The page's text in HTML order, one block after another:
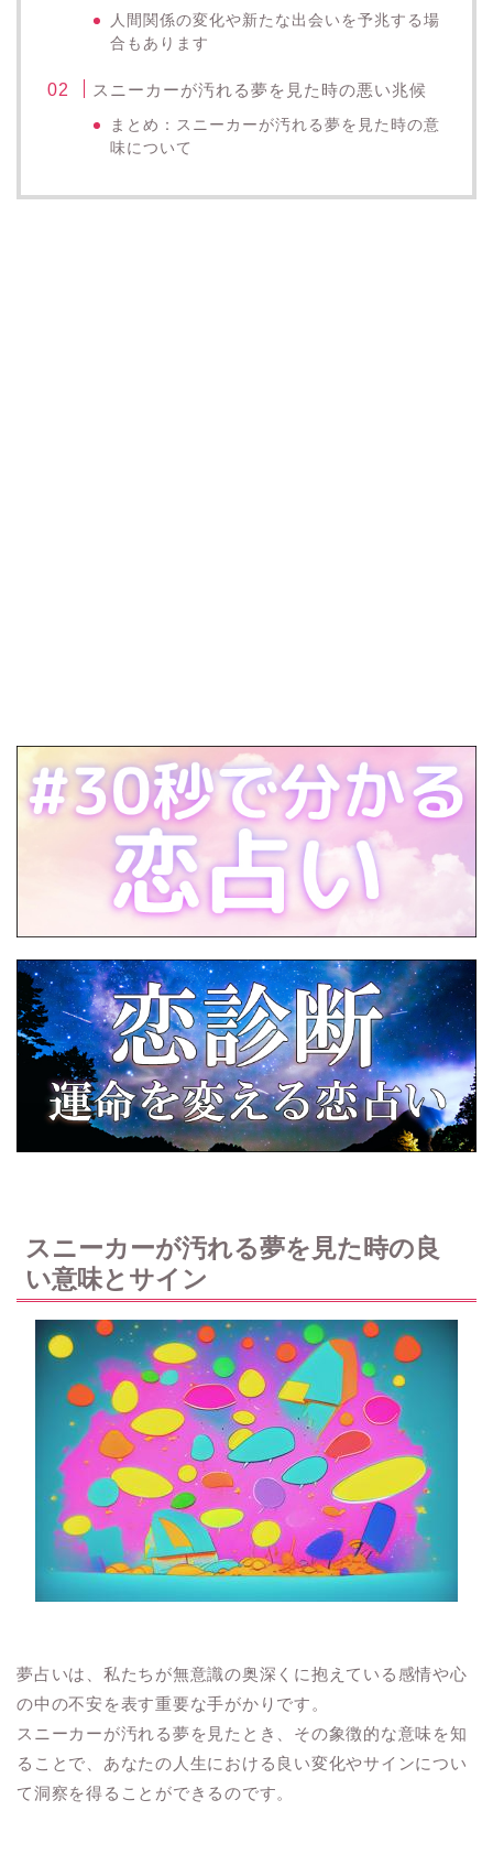
人間関係の変化や新たな出会いを予兆する場
合もあります
スニーカーが汚れる夢を見た時の悪い兆候
まとめ：スニーカーが汚れる夢を見た時の意
味について
スニーカーが汚れる夢を見た時の良
い意味とサイン
夢占いは、私たちが無意識の奥深くに抱えている感情や心
の中の不安を表す重要な手がかりです。
スニーカーが汚れる夢を見たとき、その象徴的な意味を知
ることで、あなたの人生における良い変化やサインについ
て洞察を得ることができるのです。